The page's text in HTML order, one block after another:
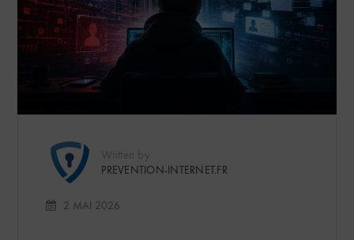
PREVENTION-INTERNET.FR
2 MAI 2026